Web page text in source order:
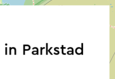
in Parkstad